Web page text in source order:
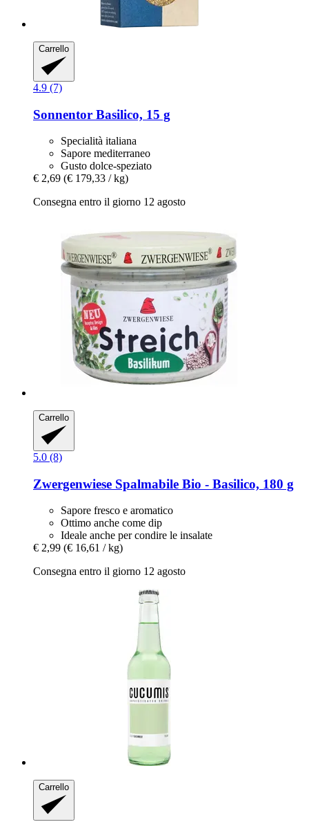
Carrello
4.9 (7)
Sonnentor Basilico, 15 g
Specialità italiana
Sapore mediterraneo
Gusto dolce-speziato
€ 2,69 (€ 179,33 / kg)
Consegna entro il giorno 12 agosto
Carrello
5.0 (8)
Zwergenwiese Spalmabile Bio -​ Basilico, 180 g
Sapore fresco e aromatico
Ottimo anche come dip
Ideale anche per condire le insalate
€ 2,99 (€ 16,61 / kg)
Consegna entro il giorno 12 agosto
Carrello